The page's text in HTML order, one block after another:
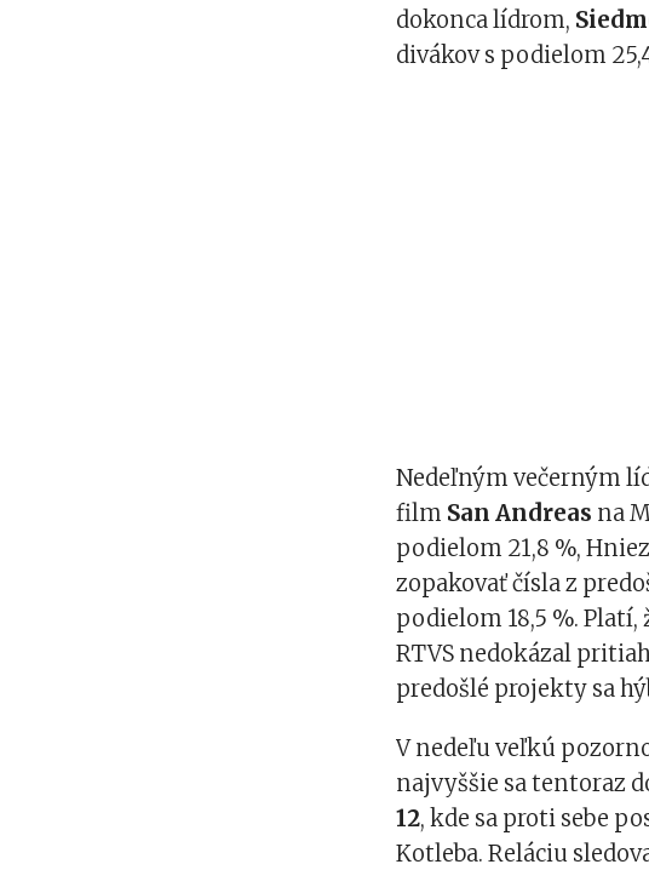
dokonca lídrom,
divákov s podielom
Nedeľným večerným
film San Andreas na
podielom 21,8 %,
zopakovať čísla z
podielom 18,5 %.
RTVS nedokázal
predošlé projekty sa
V nedeľu veľkú
najvyššie sa tentoraz
12, kde sa proti sebe
Kotleba. Reláciu